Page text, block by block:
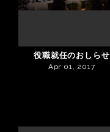
役職就任のおしらせ
Apr 01, 2017